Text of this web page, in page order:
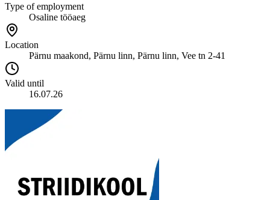
Type of employment
Osaline tööaeg
Location
Pärnu maakond, Pärnu linn, Pärnu linn, Vee tn 2-41
Valid until
16.07.26